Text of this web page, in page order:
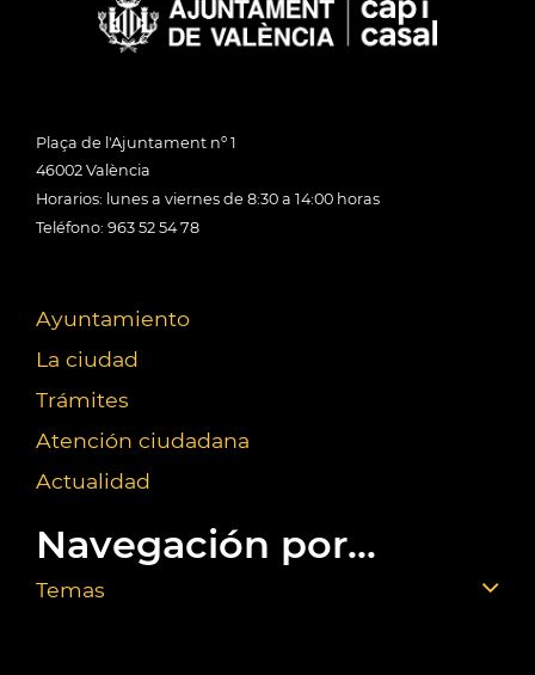
Plaça de l'Ajuntament nº 1
46002 València
Horarios: lunes a viernes de 8:30 a 14:00 horas
Teléfono: 963 52 54 78
Ayuntamiento
La ciudad
Trámites
Atención ciudadana
Actualidad
Navegación por...
Temas